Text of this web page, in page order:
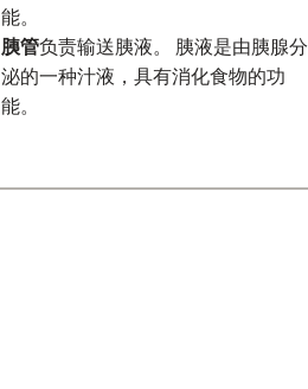
能。
胰管负责输送胰液。 胰液是由胰腺分
泌的一种汁液，具有消化食物的功
能。